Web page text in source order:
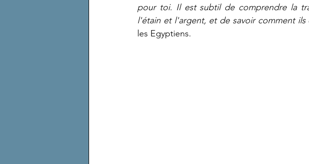
pour toi. Il est subtil de comprendre la
l'étain et l'argent, et de savoir comment
les Egyptiens.